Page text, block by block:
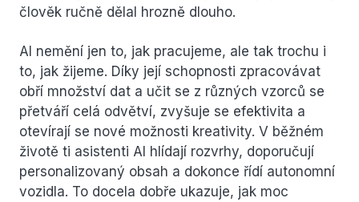
člověk ručně dělal hrozně dlouho.
AI nemění jen to, jak pracujeme, ale tak trochu i
to, jak žijeme. Díky její schopnosti zpracovávat
obří množství dat a učit se z různých vzorců se
přetváří celá odvětví, zvyšuje se efektivita a
otevírají se nové možnosti kreativity. V běžném
životě ti asistenti AI hlídají rozvrhy, doporučují
personalizovaný obsah a dokonce řídí autonomní
vozidla. To docela dobře ukazuje, jak moc